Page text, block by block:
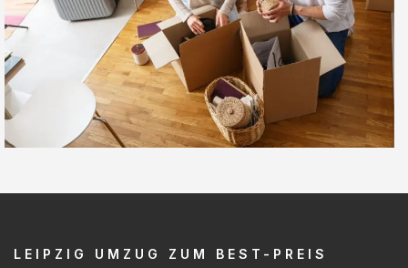
LEIPZIG UMZUG ZUM BEST-PREIS